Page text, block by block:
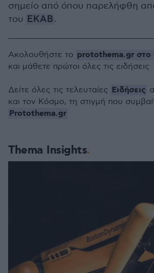
σημείο από όπου παρελήφθη
του ΕΚΑΒ.
Thema Insights
Ακολουθήστε το protothema.gr στο
και μάθετε πρώτοι όλες τις ειδήσεις
Δείτε όλες τις τελευταίες Ειδήσεις
και τον Κόσμο, τη στιγμή που
Protothema.gr